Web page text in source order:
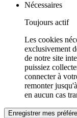
Nécessaires
Toujours actif
Les cookies
exclusivement
de notre site
puissiez
connecter à
remonter
en aucun cas
Enregistrer mes